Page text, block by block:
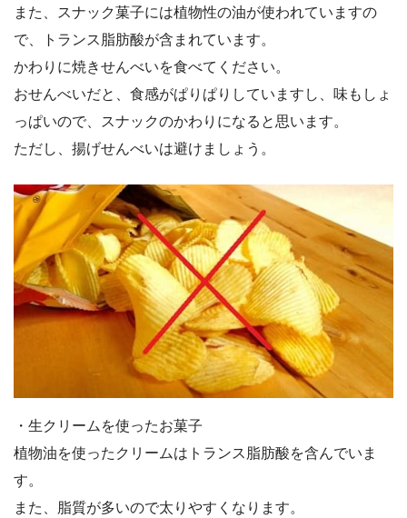
また、スナック菓子には植物性の油が使われていますの
で、トランス脂肪酸が含まれています。
かわりに焼きせんべいを食べてください。
おせんべいだと、食感がぱりぱりしていますし、味もしょ
っぱいので、スナックのかわりになると思います。
ただし、揚げせんべいは避けましょう。
・生クリームを使ったお菓子
植物油を使ったクリームはトランス脂肪酸を含んでいま
す。
また、脂質が多いので太りやすくなります。